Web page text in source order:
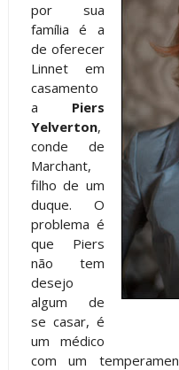
por sua
família é a
de oferecer
Linnet em
casamento
a Piers
Yelverton,
conde de
Marchant,
filho de um
duque. O
problema é
que Piers
não tem
desejo
algum de
se casar, é
um médico
com um